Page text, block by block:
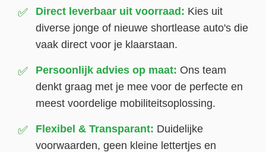
✅ Direct leverbaar uit voorraad: Kies uit
diverse jonge of nieuwe shortlease auto's die
vaak direct voor je klaarstaan.
✅ Persoonlijk advies op maat: Ons team
denkt graag met je mee voor de perfecte en
meest voordelige mobiliteitsoplossing.
✅ Flexibel & Transparant: Duidelijke
voorwaarden, geen kleine lettertjes en